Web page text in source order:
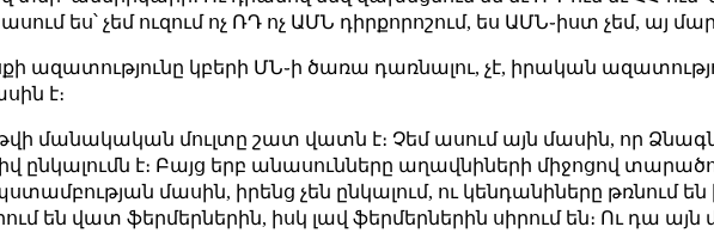
ես՝ չեմ ուզում ոչ ՌԴ ոչ ԱՄՆ դիրքորոշում, ես ԱՄՆ֊իստ չեմ, այ
ազատությունը կբերի ՄՆ֊ի ծառա դառնալու, չէ, իրական
է։
թվի մանակական մուլտը շատ վատն է։ Չեմ ասում այն մասին, որ
ընկալումն է։ Բայց երբ անասունները աղավնիների միջոցով
մասին, իրենց չեն ընկալում, ու կենդանիները թռնում
են վատ ֆերմերներին, իսկ լավ ֆերմերներին սիրում են։ Ու դա